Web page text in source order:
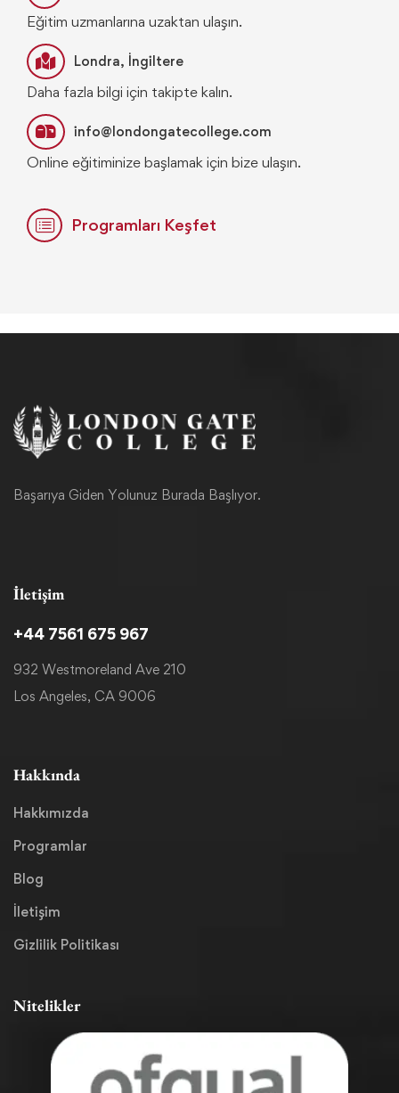
Eğitim uzmanlarına uzaktan ulaşın.
Londra, İngiltere
Daha fazla bilgi için takipte kalın.
info@londongatecollege.com
Online eğitiminize başlamak için bize ulaşın.
Programları Keşfet
Başarıya Giden Yolunuz Burada Başlıyor.
İletişim
+44 7561 675 967
932 Westmoreland Ave 210
Los Angeles, CA 9006
Hakkında
Hakkımızda
Programlar
Blog
İletişim
Gizlilik Politikası
Nitelikler